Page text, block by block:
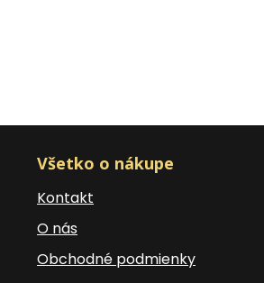
Všetko o nákupe
Kontakt
O nás
Obchodné podmienky